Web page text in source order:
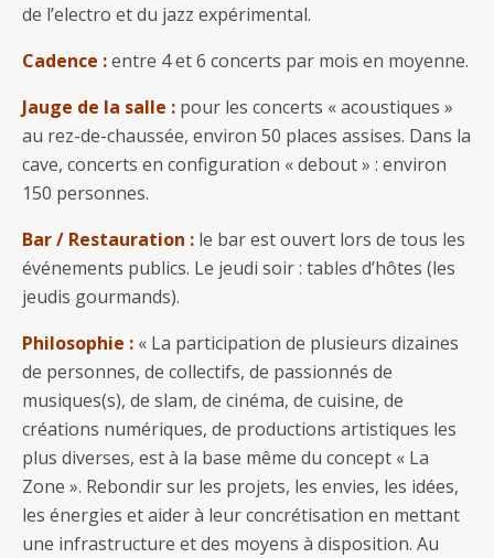
de l’electro et du jazz expérimental.
Cadence :entre 4 et 6 concerts par mois en moyenne.
Jauge de la salle : pour les concerts « acoustiques »
au rez-de-chaussée, environ 50 places assises. Dans la
cave, concerts en configuration « debout » : environ
150 personnes.
Bar / Restauration : le bar est ouvert lors de tous les
événements publics. Le jeudi soir : tables d’hôtes (les
jeudis gourmands).
Philosophie : « La participation de plusieurs dizaines
de personnes, de collectifs, de passionnés de
musiques(s), de slam, de cinéma, de cuisine, de
créations numériques, de productions artistiques les
plus diverses, est à la base même du concept « La
Zone ». Rebondir sur les projets, les envies, les idées,
les énergies et aider à leur concrétisation en mettant
une infrastructure et des moyens à disposition. Au